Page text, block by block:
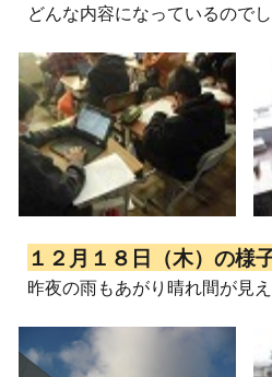
どんな内容になっているのでし
１２月１８日（木）の様
昨夜の雨もあがり晴れ間が見え